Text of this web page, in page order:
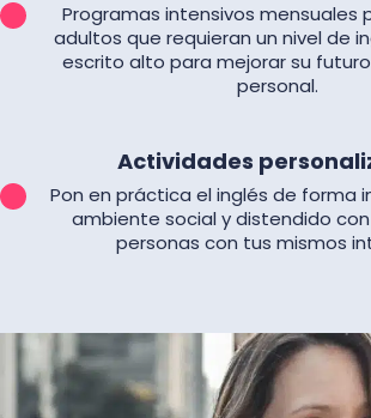
Programas intensivos mensuales
adultos que requieran un nivel de
escrito alto para mejorar su
personal.
Actividades
Pon en práctica el inglés de forma
ambiente social y distendido
personas con tus mismos